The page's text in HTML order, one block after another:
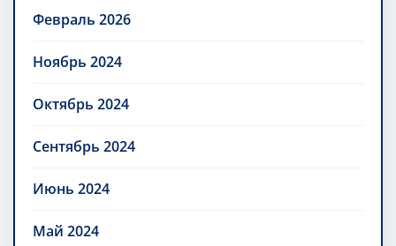
Февраль 2026
Ноябрь 2024
Октябрь 2024
Сентябрь 2024
Июнь 2024
Май 2024